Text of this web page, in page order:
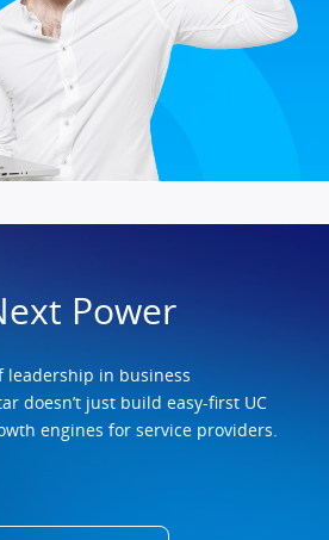
Power
leadership in business
doesn’t just build easy-first UC
engines for service providers.